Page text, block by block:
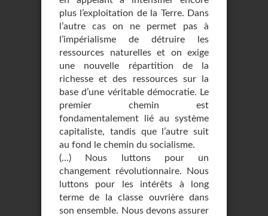
plus l’exploitation de la Terre. Dans
l’autre cas on ne permet pas à
l’impérialisme de détruire les
ressources naturelles et on exige
une nouvelle répartition de la
richesse et des ressources sur la
base d’une véritable démocratie. Le
premier chemin est
fondamentalement lié au système
capitaliste, tandis que l’autre suit
au fond le chemin du socialisme.
(...) Nous luttons pour un
changement révolutionnaire. Nous
luttons pour les intérêts à long
terme de la classe ouvrière dans
son ensemble. Nous devons assurer